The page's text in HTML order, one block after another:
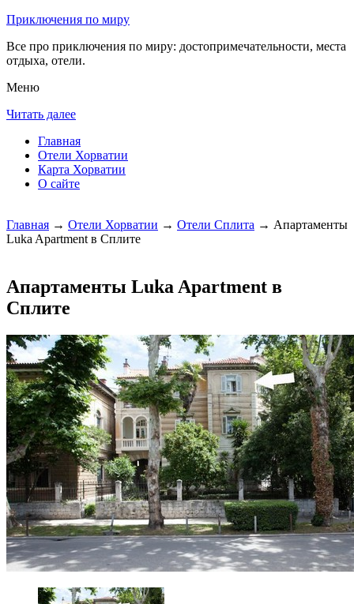
Приключения по миру
Все про приключения по миру: достопримечательности, места
отдыха, отели.
Меню
Читать далее
Главная
Отели Хорватии
Карта Хорватии
О сайте
Главная → Отели Хорватии → Отели Сплита → Апартаменты
Luka Apartment в Сплите
Апартаменты Luka Apartment в
Сплите